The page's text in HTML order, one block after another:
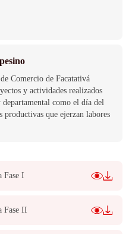
Comercio de Facatativá
y actividades realizados
como el día del
productivas que ejerzan labores
Fase I
Fase II